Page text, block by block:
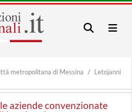
metropolitana di Messina
Letojanni
aziende convenzionate